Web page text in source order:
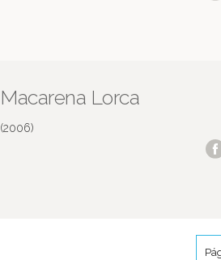
Macarena Lorca
(2006)